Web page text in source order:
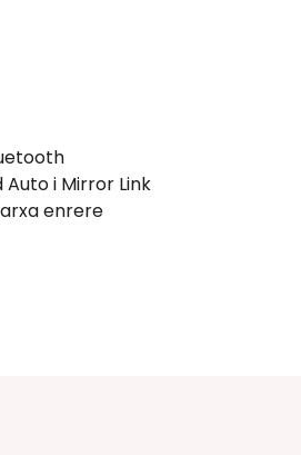
i Mirror Link
enrere